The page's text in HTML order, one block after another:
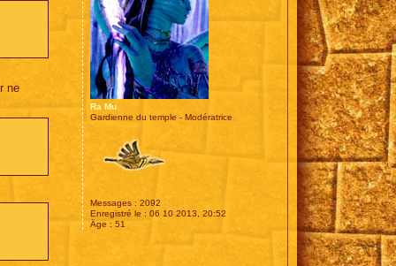
Y
o
d
a
k
o
l
a
Ra Mu
Gardienne du temple - Modératrice
Messages : 2092
Enregistré le : 06 10 2013, 20:52
Âge : 51
ne